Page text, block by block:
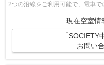
2つの沿線をご利用可能で、電車
現在空室情
「SOCIETY
お問い